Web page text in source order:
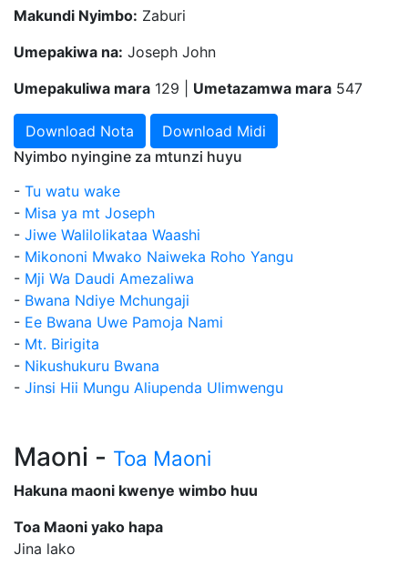
Makundi Nyimbo: Zaburi
Umepakiwa na: Joseph John
Umepakuliwa mara 129 | Umetazamwa mara 547
Download Nota
Download Midi
Nyimbo nyingine za mtunzi huyu
- Tu watu wake
- Misa ya mt Joseph
- Jiwe Walilolikataa Waashi
- Mikononi Mwako Naiweka Roho Yangu
- Mji Wa Daudi Amezaliwa
- Bwana Ndiye Mchungaji
- Ee Bwana Uwe Pamoja Nami
- Mt. Birigita
- Nikushukuru Bwana
- Jinsi Hii Mungu Aliupenda Ulimwengu
Maoni - Toa Maoni
Hakuna maoni kwenye wimbo huu
Toa Maoni yako hapa
Jina lako